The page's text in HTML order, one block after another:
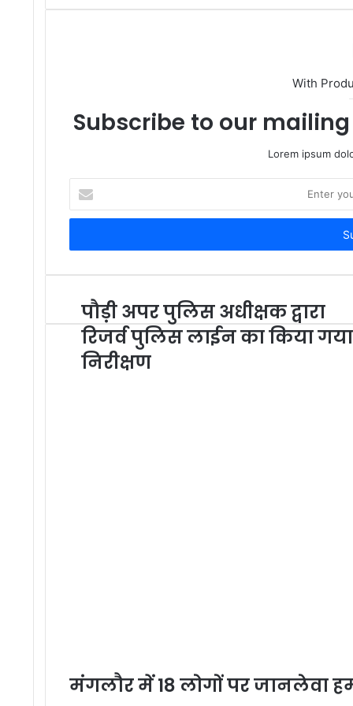
With
Subscribe to our
Lorem ipsum
your
Email
पौड़ी अपर पुलिस अधीक्षक द्वारा
रिजर्व पुलिस लाईन का किया गया
निरीक्षण
मंगलौर में 18 लोगों पर जानलेवा